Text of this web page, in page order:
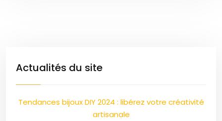
Actualités du site
Tendances bijoux DIY 2024 : libérez votre créativité
artisanale